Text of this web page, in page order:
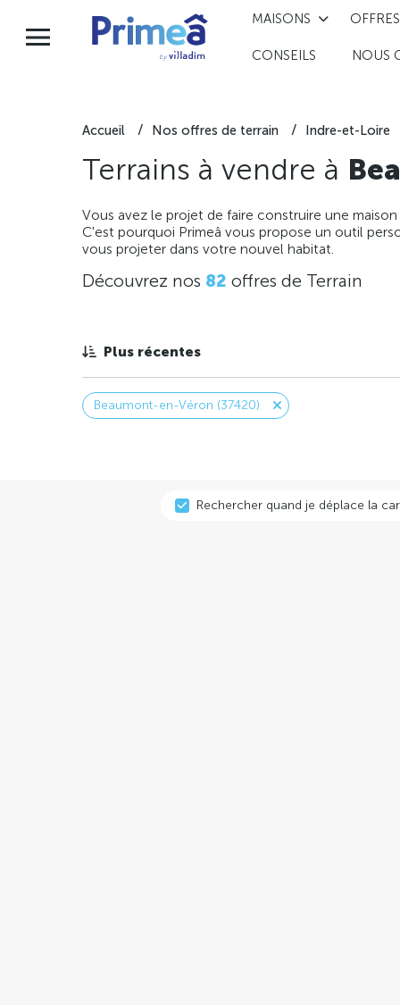
MAISONS OFFRES
CONSEILS NOUS
Accueil Nos offres de terrain Indre-et-Loire
Terrains à vendre à
Vous avez le projet de faire construire une
C'est pourquoi Primeâ vous propose un outil
vous projeter dans votre nouvel habitat.
Découvrez nos 82 offres de Terrain
Plus récentes
Beaumont-en-Véron (37420)
Rechercher quand je déplace la